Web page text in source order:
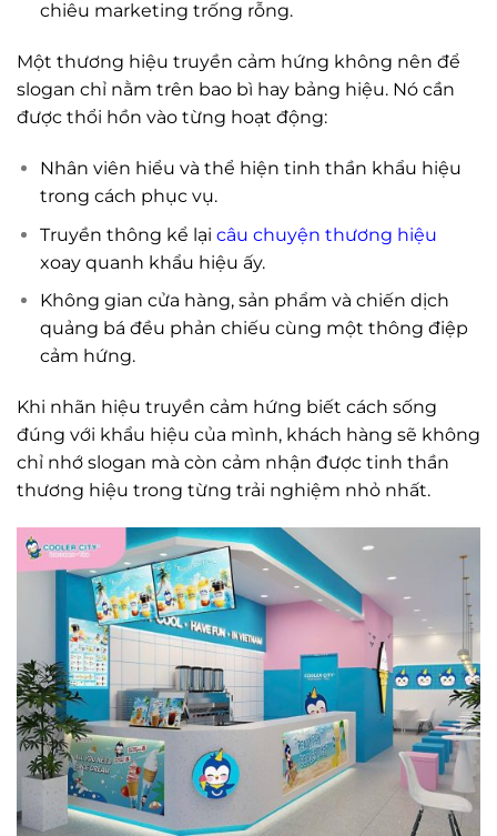
chiêu marketing trống rỗng.
Một thương hiệu truyền cảm hứng không nên để
slogan chỉ nằm trên bao bì hay bảng hiệu. Nó cần
được thổi hồn vào từng hoạt động:
Nhân viên hiểu và thể hiện tinh thần khẩu hiệu
trong cách phục vụ.
Truyền thông kể lại câu chuyện thương hiệu
xoay quanh khẩu hiệu ấy.
Không gian cửa hàng, sản phẩm và chiến dịch
quảng bá đều phản chiếu cùng một thông điệp
cảm hứng.
Khi nhãn hiệu truyền cảm hứng biết cách sống
đúng với khẩu hiệu của mình, khách hàng sẽ không
chỉ nhớ slogan mà còn cảm nhận được tinh thần
thương hiệu trong từng trải nghiệm nhỏ nhất.